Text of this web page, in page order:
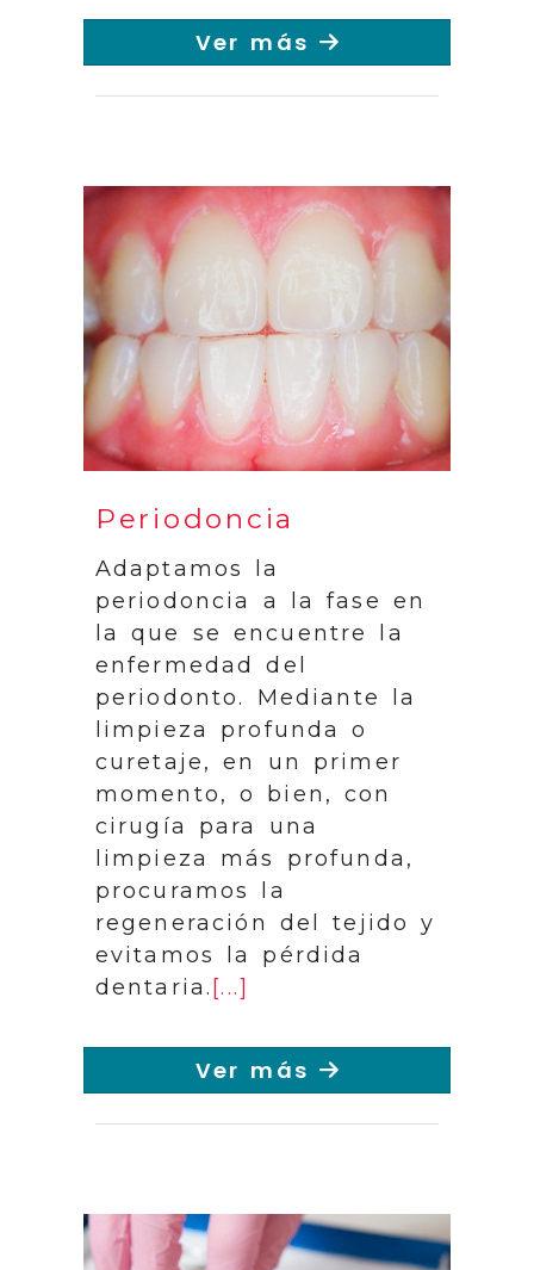
Ver más
Periodoncia
Adaptamos la
periodoncia a la fase en
la que se encuentre la
enfermedad del
periodonto. Mediante la
limpieza profunda o
curetaje, en un primer
momento, o bien, con
cirugía para una
limpieza más profunda,
procuramos la
regeneración del tejido y
evitamos la pérdida
dentaria. [...]
Ver más